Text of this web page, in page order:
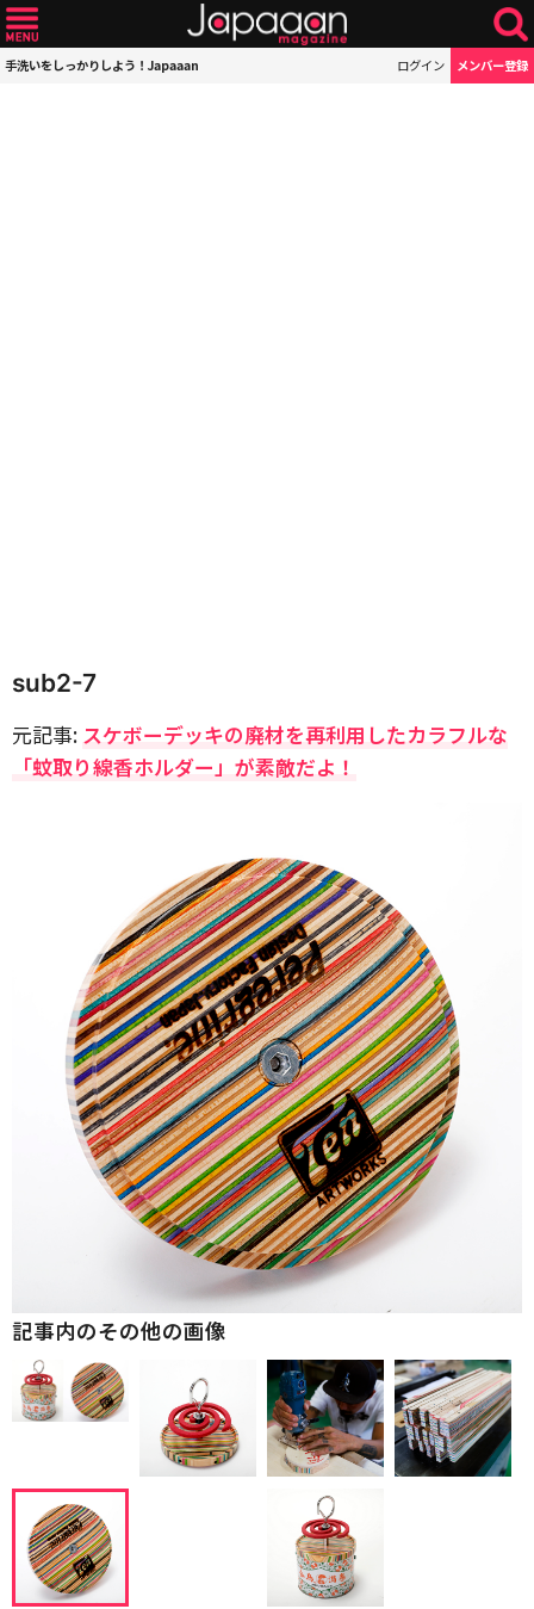
手洗いをしっかりしよう！Japaaan ログイン メンバー登録
sub2-7
元記事: スケボーデッキの廃材を再利用したカラフルな
「蚊取り線香ホルダー」が素敵だよ！
記事内のその他の画像